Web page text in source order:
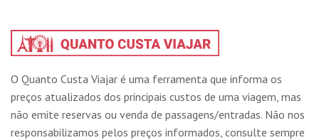
O Quanto Custa Viajar é uma ferramenta que informa os
preços atualizados dos principais custos de uma viagem, mas
não emite reservas ou venda de passagens/entradas. Não nos
responsabilizamos pelos preços informados, consulte sempre